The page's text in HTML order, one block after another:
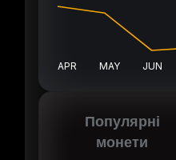
APR MAY JUN
Популярні
монети